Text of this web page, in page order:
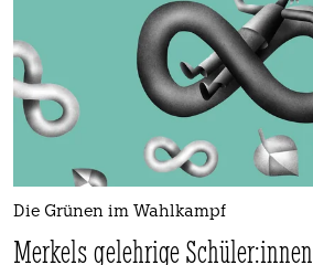
Die Grünen im Wahlkampf
Merkels gelehrige Schü­le­r:in­nen